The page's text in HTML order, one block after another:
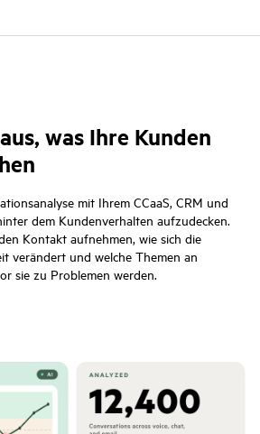
was Ihre Kunden
mit Ihrem CCaaS, CRM und
dem Kundenverhalten aufzudecken.
Kontakt aufnehmen, wie sich die
verändert und welche Themen an
sie zu Problemen werden.